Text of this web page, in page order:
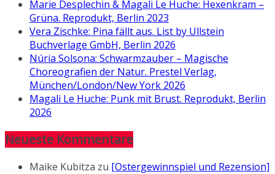
Marie Desplechin & Magali Le Huche: Hexenkram –
Grüna. Reprodukt, Berlin 2023
Vera Zischke: Pina fällt aus. List by Ullstein
Buchverlage GmbH, Berlin 2026
Núria Solsona: Schwarmzauber – Magische
Choreografien der Natur. Prestel Verlag,
München/London/New York 2026
Magali Le Huche: Punk mit Brust. Reprodukt, Berlin
2026
Neueste Kommentare
Maike Kubitza zu [Ostergewinnspiel und Rezension]